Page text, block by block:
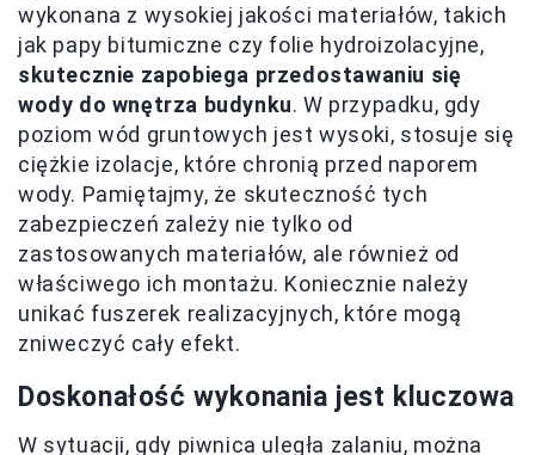
wykonana z wysokiej jakości materiałów, takich
jak papy bitumiczne czy folie hydroizolacyjne,
skutecznie zapobiega przedostawaniu się
wody do wnętrza budynku. W przypadku, gdy
poziom wód gruntowych jest wysoki, stosuje się
ciężkie izolacje, które chronią przed naporem
wody. Pamiętajmy, że skuteczność tych
zabezpieczeń zależy nie tylko od
zastosowanych materiałów, ale również od
właściwego ich montażu. Koniecznie należy
unikać fuszerek realizacyjnych, które mogą
zniweczyć cały efekt.
Doskonałość wykonania jest kluczowa
W sytuacji, gdy piwnica uległa zalaniu, można